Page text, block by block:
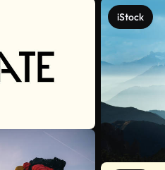
iStock